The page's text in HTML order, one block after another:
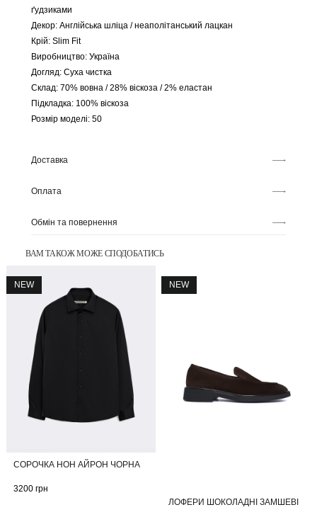
ґудзиками
Декор: Англійська шліца / неаполітанський лацкан
Крій: Slim Fit
Виробництво: Україна
Догляд: Суха чистка
Склад: 70% вовна / 28% віскоза / 2% еластан
Підкладка: 100% віскоза
Розмір моделі: 50
Доставка
Оплата
Обмін та повернення
ВАМ ТАКОЖ МОЖЕ СПОДОБАТИСЬ
СОРОЧКА НОН АЙРОН ЧОРНА
3200 грн
NEW
ЛОФЕРИ ШОКОЛАДНІ ЗАМШЕВІ
NEW